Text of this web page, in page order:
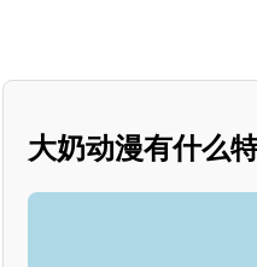
大奶动漫有什么